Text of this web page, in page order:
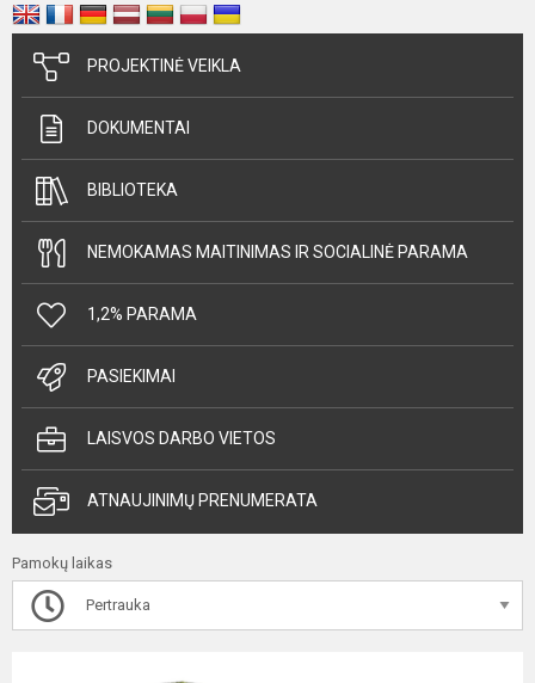
PROJEKTINĖ VEIKLA
DOKUMENTAI
BIBLIOTEKA
NEMOKAMAS MAITINIMAS IR SOCIALINĖ PARAMA
1,2% PARAMA
PASIEKIMAI
LAISVOS DARBO VIETOS
ATNAUJINIMŲ PRENUMERATA
Pamokų laikas
Pertrauka